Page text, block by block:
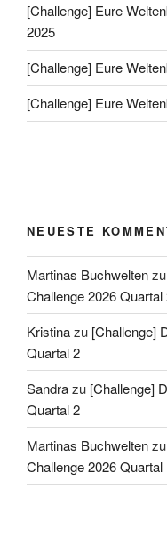
[Challenge] Eure
2025
[Challenge] Eure
[Challenge] Eure
NEUESTE
Martinas Buchweltenzu
Challenge 2026 Quartal
Kristinazu [Challenge]
Quartal 2
Sandrazu [Challenge]
Quartal 2
Martinas Buchweltenzu
Challenge 2026 Quartal